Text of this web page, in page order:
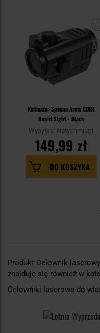
Kolimator Specna Arms CORE
Rapid Sight - Black
Wysyłka: Natychmiast
149,99 zł
DO KOSZYKA
Produkt Celownik
znajduje się również w
Celowniki laserowe do